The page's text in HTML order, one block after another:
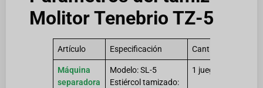
Molitor Tenebrio TZ-5
Artículo Especificación Cantidad
Máquina
separadora
Modelo: SL-5
Estiércol tamizado:
1 juego